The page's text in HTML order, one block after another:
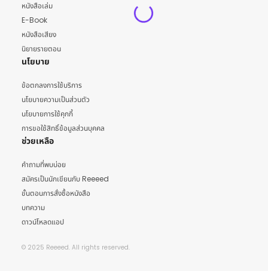
หนังสือเล่ม
E-Book
หนังสือเสียง
นิยายรายตอน
นโยบาย
ข้อตกลงการใช้บริการ
นโยบายความเป็นส่วนตัว
นโยบายการใช้คุกกี้
การขอใช้สิทธิ์ข้อมูลส่วนบุคคล
ช่วยเหลือ
คำถามที่พบบ่อย
สมัครเป็นนักเขียนกับ Reeeed
ขั้นตอนการสั่งซื้อหนังสือ
บทความ
ดาวน์โหลดแอป
© 2025 Reeeed. All rights reserved.